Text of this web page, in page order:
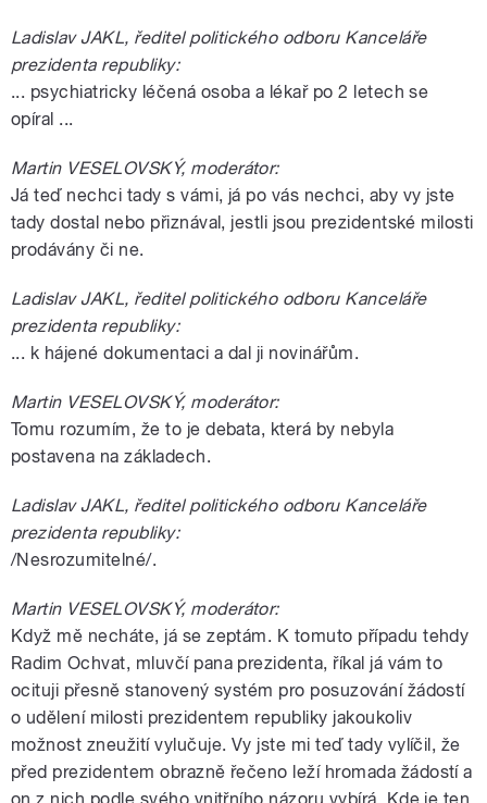
Ladislav JAKL, ředitel politického odboru Kanceláře
prezidenta republiky:
... psychiatricky léčená osoba a lékař po 2 letech se
opíral ...
Martin VESELOVSKÝ, moderátor:
Já teď nechci tady s vámi, já po vás nechci, aby vy jste
tady dostal nebo přiznával, jestli jsou prezidentské milosti
prodávány či ne.
Ladislav JAKL, ředitel politického odboru Kanceláře
prezidenta republiky:
... k hájené dokumentaci a dal ji novinářům.
Martin VESELOVSKÝ, moderátor:
Tomu rozumím, že to je debata, která by nebyla
postavena na základech.
Ladislav JAKL, ředitel politického odboru Kanceláře
prezidenta republiky:
/Nesrozumitelné/.
Martin VESELOVSKÝ, moderátor:
Když mě necháte, já se zeptám. K tomuto případu tehdy
Radim Ochvat, mluvčí pana prezidenta, říkal já vám to
ocituji přesně stanovený systém pro posuzování žádostí
o udělení milosti prezidentem republiky jakoukoliv
možnost zneužití vylučuje. Vy jste mi teď tady vylíčil, že
před prezidentem obrazně řečeno leží hromada žádostí a